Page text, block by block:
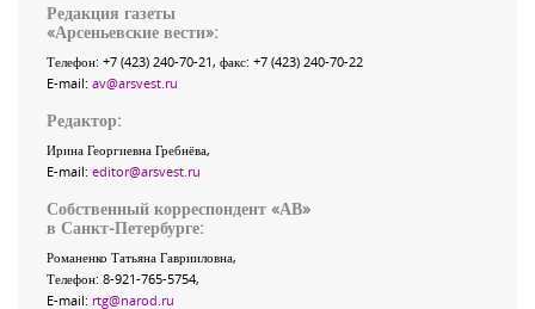
Редакция газеты
«Арсеньевские вести»:
Телефон: +7 (423) 240-70-21, факс: +7 (423) 240-70-22
E-mail: av@arsvest.ru
Редактор:
Ирина Георгиевна Гребнёва,
E-mail: editor@arsvest.ru
Собственный корреспондент «АВ»
в Санкт-Петербурге:
Романенко Татьяна Гаврииловна,
Телефон: 8-921-765-5754,
E-mail: rtg@narod.ru